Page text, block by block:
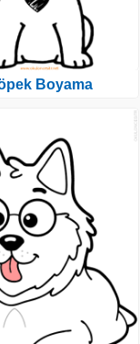
Boyama